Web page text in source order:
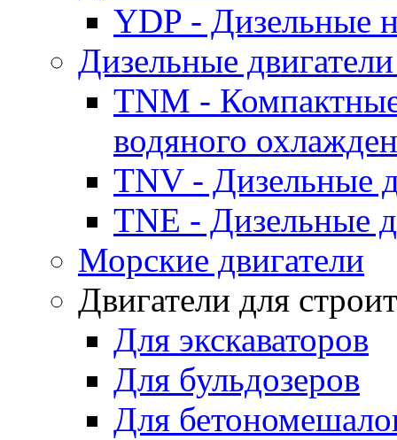
YDP - Дизельные
Дизельные
TNM -
водяного
TNV - Дизельные
TNE - Дизельные
Морские двигатели
Двигатели для
Для экскаваторов
Для бульдозеров
Для